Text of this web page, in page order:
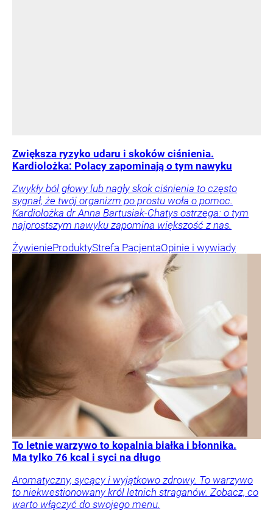
Zwiększa ryzyko udaru i skoków ciśnienia.
Kardiolożka: Polacy zapominają o tym nawyku
Zwykły ból głowy lub nagły skok ciśnienia to często
sygnał, że twój organizm po prostu woła o pomoc.
Kardiolożka dr Anna Bartusiak-Chatys ostrzega: o tym
najprostszym nawyku zapomina większość z nas.
ŻywienieProduktyStrefa PacjentaOpinie i wywiady
To letnie warzywo to kopalnia białka i błonnika.
Ma tylko 76 kcal i syci na długo
Aromatyczny, sycący i wyjątkowo zdrowy. To warzywo
to niekwestionowany król letnich straganów. Zobacz, co
warto włączyć do swojego menu.